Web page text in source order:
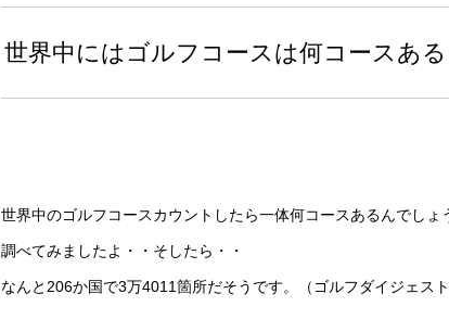
世界中にはゴルフコースは何コースある
世界中のゴルフコースカウントしたら一体何コースあるんでしょ
調べてみましたよ・・そしたら・・
なんと206か国で3万4011箇所だそうです。（ゴルフダイジェスト